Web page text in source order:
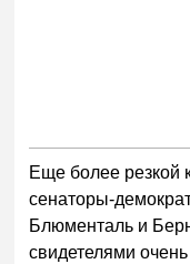
Еще более резкой
сенаторы-
Блюменталь и
свидетелями